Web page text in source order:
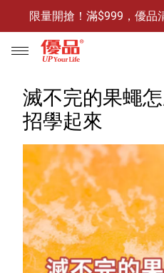
限量開搶！滿$999，優品
防霉清潔好幫手-任3
限量開搶！滿$999，優
🔥任選1件折9元-新老客戶感
商品介紹
全部商品
限時特賣
滅不完的果蠅
招學起來